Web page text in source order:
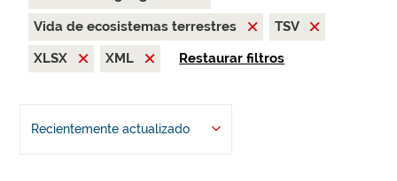
Vida de ecosistemas terrestres
TSV
XLSX
XML Restaurar filtros
Recientemente actualizado